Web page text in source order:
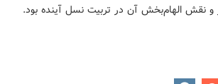
و نقش الهام‌بخش آن در تربیت نسل آینده بود.